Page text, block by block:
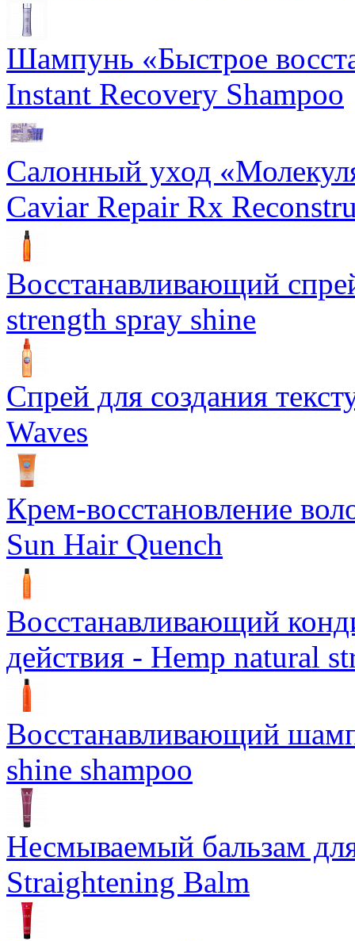
Шампунь «Быстрое
Instant Recovery Shampoo
Салонный уход
Caviar Repair Rx
Восстанавливающий
strength spray shine
Спрей для создания
Waves
Крем-восстановление
Sun Hair Quench
Восстанавливающий
действия - Hemp natural
Восстанавливающий
shine shampoo
Несмываемый бальзам
Straightening Balm